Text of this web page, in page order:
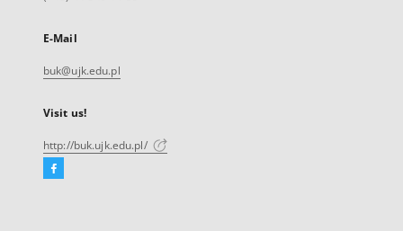
E-Mail
buk@ujk.edu.pl
Visit us!
http://buk.ujk.edu.pl/
Facebook